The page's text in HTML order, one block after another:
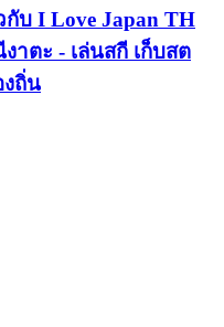
บ I Love Japan TH
าตะ - เล่นสกี เก็บสต
งถิ่น